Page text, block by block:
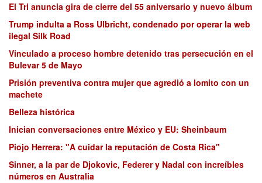
El Tri anuncia gira de cierre del 55 aniversario y nuevo álbum
Trump indulta a Ross Ulbricht, condenado por operar la web
ilegal Silk Road
Vinculado a proceso hombre detenido tras persecución en el
Bulevar 5 de Mayo
Prisión preventiva contra mujer que agredió a lomito con un
machete
Belleza histórica
Inician conversaciones entre México y EU: Sheinbaum
Piojo Herrera: "A cuidar la reputación de Costa Rica"
Sinner, a la par de Djokovic, Federer y Nadal con increíbles
números en Australia